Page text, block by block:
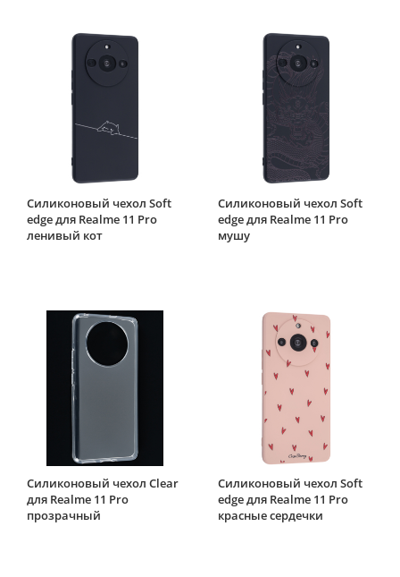
Силиконовый чехол Soft
edge для Realme 11 Pro
ленивый кот
Силиконовый чехол Soft
edge для Realme 11 Pro
мушу
Силиконовый чехол Clear
для Realme 11 Pro
прозрачный
Силиконовый чехол Soft
edge для Realme 11 Pro
красные сердечки